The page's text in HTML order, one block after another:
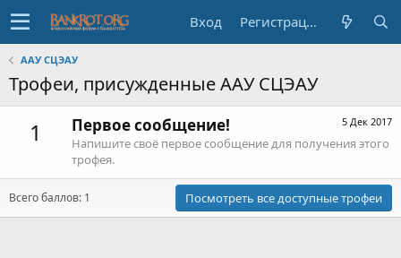
Вход Регистрация
ААУ СЦЭАУ
Трофеи, присужденные ААУ СЦЭАУ
1 5 Дек 2017
Первое сообщение!
Напишите своё первое сообщение для получения этого
трофея.
Всего баллов: 1 Посмотреть все доступные трофеи